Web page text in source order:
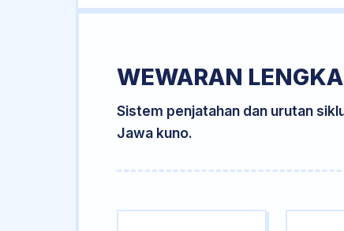
WEWARAN
Sistem penjatahan dan urutan
Jawa kuno.